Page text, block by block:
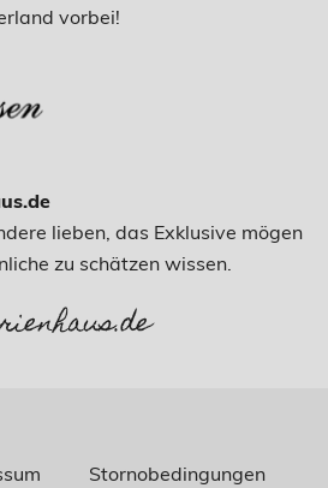
vorbei!
lieben, das Exklusive mögen
zu schätzen wissen.
Stornobedingungen